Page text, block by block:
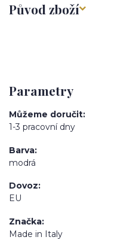
Původ zboží
Parametry
Můžeme doručit
1-3 pracovní dny
Barva
modrá
Dovoz
EU
Značka
Made in Italy